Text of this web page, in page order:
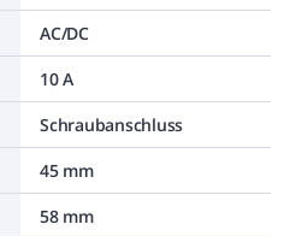
AC/DC
10 A
Schraubanschluss
45 mm
58 mm